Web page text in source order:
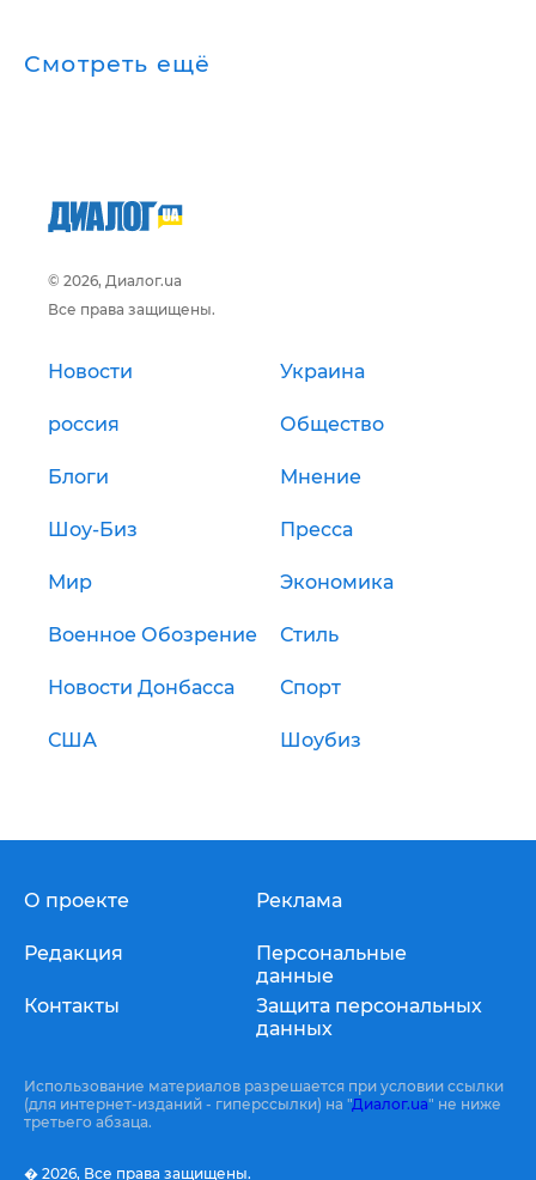
Смотреть ещё
© 2026, Диалог.ua
Все права защищены.
Новости Украина
россия Общество
Блоги Мнение
Шоу-Биз Пресса
Мир Экономика
Военное Обозрение Стиль
Новости Донбасса Спорт
США Шоубиз
О проекте
Редакция
Контакты
Реклама
Персональные
данные
Защита персональных
данных
Использование материалов разрешается при условии ссылки
(для интернет-изданий - гиперссылки) на "Диалог.ua" не ниже
третьего абзаца.
� 2026, Все права защищены.